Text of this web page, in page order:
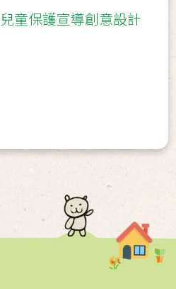
童保護宣導創意設計